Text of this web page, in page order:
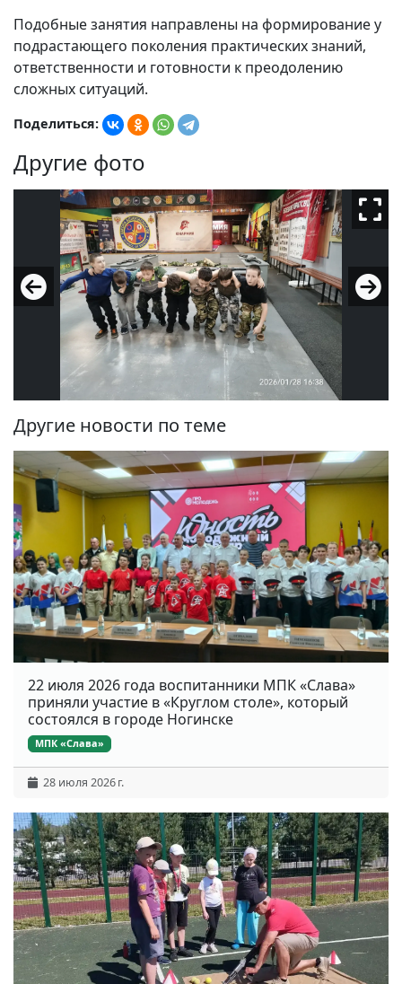
Подобные занятия направлены на формирование у
подрастающего поколения практических знаний,
ответственности и готовности к преодолению
сложных ситуаций.
Поделиться:
Другие фото
Другие новости по теме
22 июля 2026 года воспитанники МПК «Слава»
приняли участие в «Круглом столе», который
состоялся в городе Ногинске
МПК «Слава»
28 июля 2026 г.